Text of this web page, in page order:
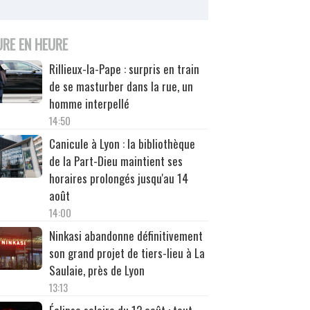
EN HEURE
Rillieux-la-Pape : surpris en train
de se masturber dans la rue, un
homme interpellé
14:50
Canicule à Lyon : la bibliothèque
de la Part-Dieu maintient ses
horaires prolongés jusqu'au 14
août
14:00
Ninkasi abandonne définitivement
son grand projet de tiers-lieu à La
Saulaie, près de Lyon
13:13